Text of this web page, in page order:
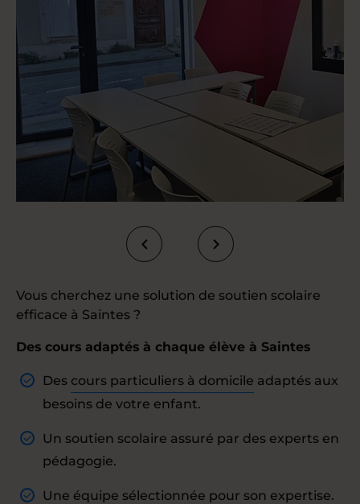
Vous cherchez une solution de soutien scolaire
efficace à Saintes ?
Des cours adaptés à chaque élève à Saintes
Des cours particuliers à domicile adaptés aux
besoins de votre enfant.
Un soutien scolaire assuré par des experts en
pédagogie.
Une équipe sélectionnée pour son expertise.